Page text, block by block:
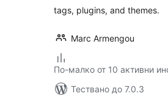
tags, plugins, and themes.
Marc Armengou
По-малко от 10 активни
Тествано до 7.0.3